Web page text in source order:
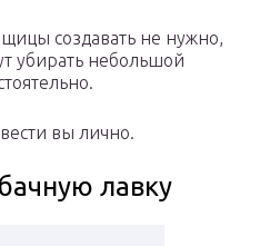
создавать не нужно,
убирать небольшой
вы лично.
лавку